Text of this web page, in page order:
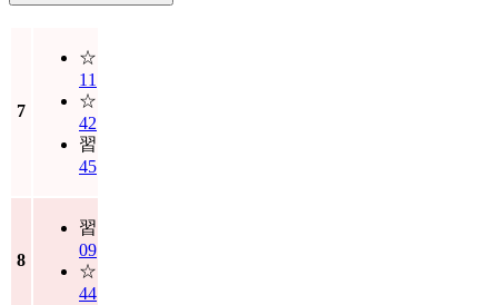
7
☆
11
☆
42
習
45
8
習
09
☆
44